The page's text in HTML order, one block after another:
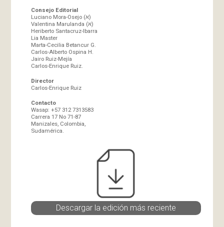
Consejo Editorial
Luciano Mora-Osejo (א)
Valentina Marulanda (א)
Heriberto Santacruz-Ibarra
Lia Master
Marta-Cecilia Betancur G.
Carlos-Alberto Ospina H.
Jairo Ruiz-Mejía
Carlos-Enrique Ruiz.
Director
Carlos-Enrique Ruiz
Contacto
Wasap: +57 312 7313583
Carrera 17 No 71-87
Manizales, Colombia,
Sudamérica.
Descargar la edición más reciente